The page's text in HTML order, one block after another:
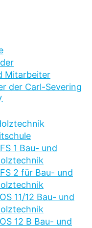
Mitarbeiter
der Carl-Severing
1 Bau- und
2 für Bau- und
11/12 Bau- und
12 B Bau- und